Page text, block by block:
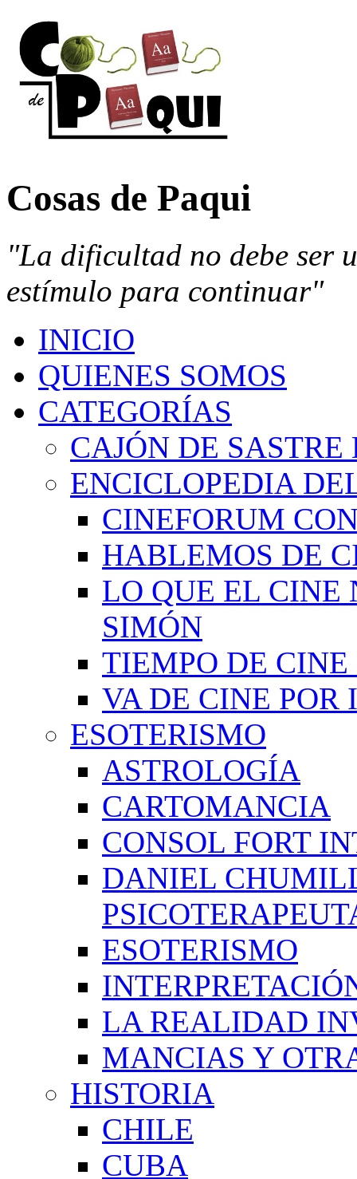
Cosas de Paqui
"La dificultad no debe ser
estímulo para continuar"
INICIO
QUIENES SOMOS
CATEGORÍAS
CAJÓN DE
ENCICLOPEDIA
CINEFORUM
HABLEMOS DE
LO QUE EL CINE
SIMÓN
TIEMPO DE
VA DE CINE
ESOTERISMO
ASTROLOGÍA
CARTOMANCIA
CONSOL FORT
DANIEL
ESOTERISMO
LA REALIDAD
MANCIAS Y
HISTORIA
CHILE
CUBA